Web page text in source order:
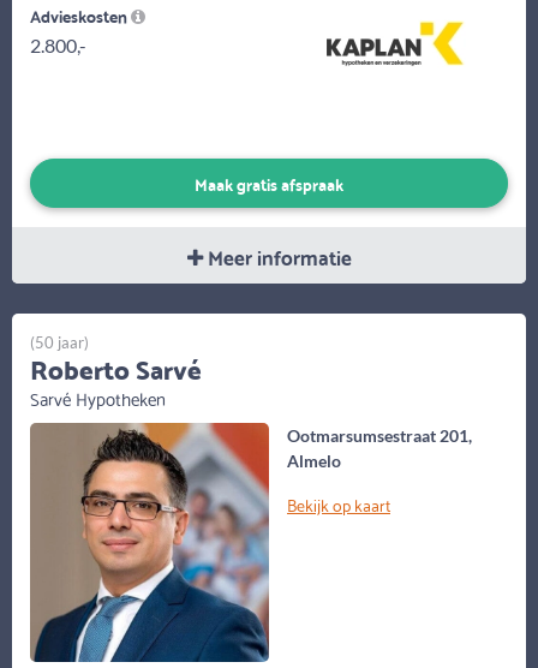
Advieskosten
2.800,-
Maak gratis afspraak
Meer informatie
Ootmarsumsestraat 201,
Almelo
Bekijk op kaart
(50 jaar)
Roberto Sarvé
Sarvé Hypotheken